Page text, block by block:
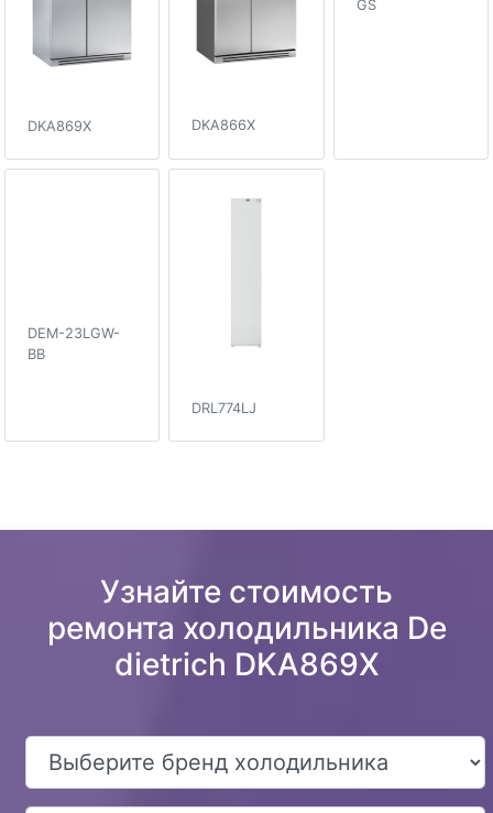
DKA869X DKA866X
GS
DEM-23LGW-
BB
DRL774LJ
Узнайте стоимость
ремонта холодильника De
dietrich DKA869X